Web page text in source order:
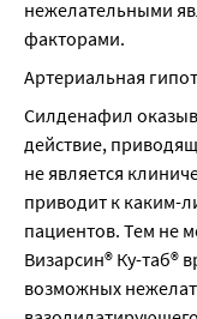
нежелательными
факторами.
Артериальная
Силденафил
действие,
не является
приводит к каким-
пациентов. Тем не
Визарсин® Ку-таб®
возможных